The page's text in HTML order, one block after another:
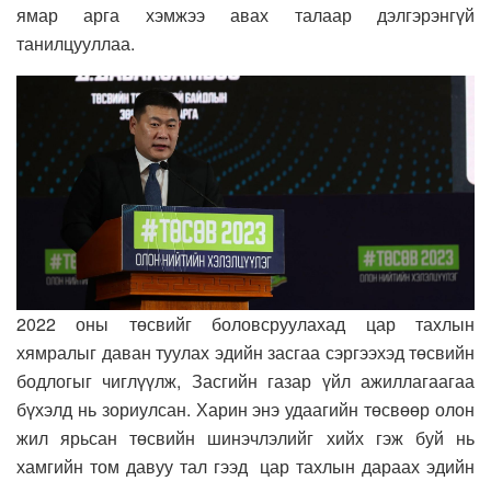
ямар арга хэмжээ авах талаар дэлгэрэнгүй
танилцууллаа.
2022 оны төсвийг боловсруулахад цар тахлын
хямралыг даван туулах эдийн засгаа сэргээхэд төсвийн
бодлогыг чиглүүлж, Засгийн газар үйл ажиллагаагаа
бүхэлд нь зориулсан. Харин энэ удаагийн төсвөөр олон
жил ярьсан төсвийн шинэчлэлийг хийх гэж буй нь
хамгийн том давуу тал гээд цар тахлын дараах эдийн